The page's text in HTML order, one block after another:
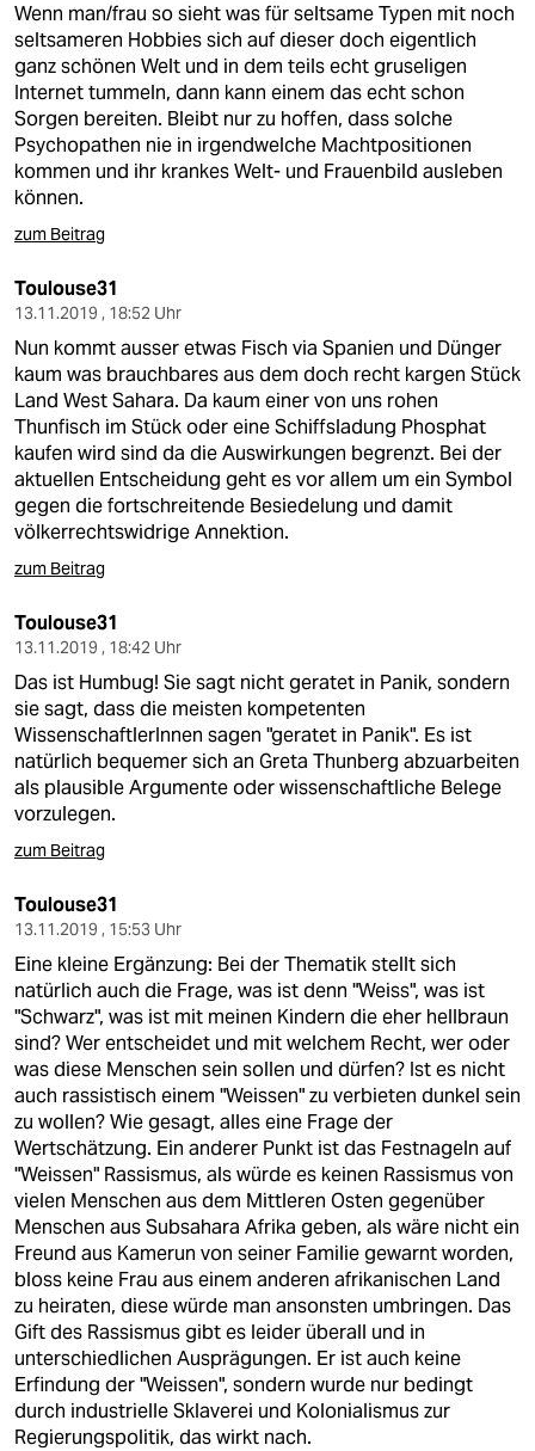
Wenn man/frau so sieht was für seltsame Typen mit noch
seltsameren Hobbies sich auf dieser doch eigentlich
ganz schönen Welt und in dem teils echt gruseligen
Internet tummeln, dann kann einem das echt schon
Sorgen bereiten. Bleibt nur zu hoffen, dass solche
Psychopathen nie in irgendwelche Machtpositionen
kommen und ihr krankes Welt- und Frauenbild ausleben
können.
zum Beitrag
Toulouse31
13.11.2019 , 18:52 Uhr
Nun kommt ausser etwas Fisch via Spanien und Dünger
kaum was brauchbares aus dem doch recht kargen Stück
Land West Sahara. Da kaum einer von uns rohen
Thunfisch im Stück oder eine Schiffsladung Phosphat
kaufen wird sind da die Auswirkungen begrenzt. Bei der
aktuellen Entscheidung geht es vor allem um ein Symbol
gegen die fortschreitende Besiedelung und damit
völkerrechtswidrige Annektion.
zum Beitrag
Toulouse31
13.11.2019 , 18:42 Uhr
Das ist Humbug! Sie sagt nicht geratet in Panik, sondern
sie sagt, dass die meisten kompetenten
WissenschaftlerInnen sagen "geratet in Panik". Es ist
natürlich bequemer sich an Greta Thunberg abzuarbeiten
als plausible Argumente oder wissenschaftliche Belege
vorzulegen.
zum Beitrag
Toulouse31
13.11.2019 , 15:53 Uhr
Eine kleine Ergänzung: Bei der Thematik stellt sich
natürlich auch die Frage, was ist denn "Weiss", was ist
"Schwarz", was ist mit meinen Kindern die eher hellbraun
sind? Wer entscheidet und mit welchem Recht, wer oder
was diese Menschen sein sollen und dürfen? Ist es nicht
auch rassistisch einem "Weissen" zu verbieten dunkel sein
zu wollen? Wie gesagt, alles eine Frage der
Wertschätzung. Ein anderer Punkt ist das Festnageln auf
"Weissen" Rassismus, als würde es keinen Rassismus von
vielen Menschen aus dem Mittleren Osten gegenüber
Menschen aus Subsahara Afrika geben, als wäre nicht ein
Freund aus Kamerun von seiner Familie gewarnt worden,
bloss keine Frau aus einem anderen afrikanischen Land
zu heiraten, diese würde man ansonsten umbringen. Das
Gift des Rassismus gibt es leider überall und in
unterschiedlichen Ausprägungen. Er ist auch keine
Erfindung der "Weissen", sondern wurde nur bedingt
durch industrielle Sklaverei und Kolonialismus zur
Regierungspolitik, das wirkt nach.